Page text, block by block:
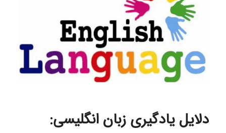
دلایل یادگیری زبان انگلیسی: